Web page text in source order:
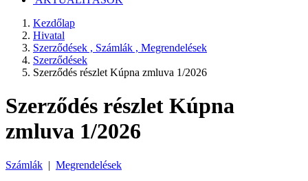
Kezdőlap
Hivatal
Szerződések , Számlák , Megrendelések
Szerződések
Szerződés részlet Kúpna zmluva 1/2026
Szerződés részlet Kúpna
zmluva 1/2026
Számlák | Megrendelések